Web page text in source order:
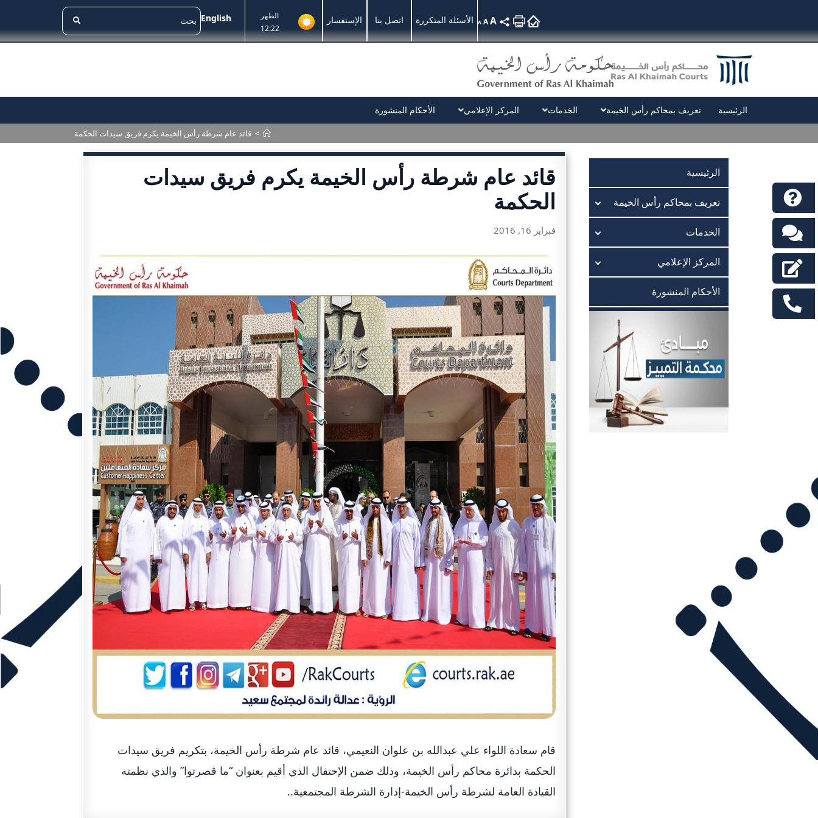
English
الظهر
12:22
الإستفسار اتصل بنا الأسئلة المتكررة A AA
الرئيسية تعريف بمحاكم رأس الخيمة الخدمات المركز الإعلامي الأحكام المنشورة
> قائد عام شرطة رأس الخيمة يكرم فريق سيدات الحكمة
الرئيسية
تعريف بمحاكم رأس الخيمة
الخدمات
المركز الإعلامي
الأحكام المنشورة
قائد عام شرطة رأس الخيمة يكرم فريق سيدات
الحكمة
فبراير 16, 2016
قام سعادة اللواء علي عبدالله بن علوان النعيمي، قائد عام شرطة رأس الخيمة، بتكريم فريق سيدات
الحكمة بدائرة محاكم رأس الخيمة، وذلك ضمن الإحتفال الذي أقيم بعنوان “ما قصرتوا” والذي نظمته
القيادة العامة لشرطة رأس الخيمة-إدارة الشرطة المجتمعية..